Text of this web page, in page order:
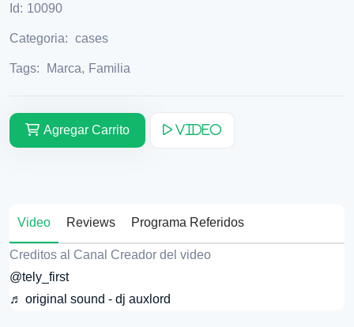
Id: 10090
Categoria: cases
Tags: Marca, Familia
Agregar Carrito Video
Video Reviews Programa Referidos
Creditos al Canal Creador del video
@tely_first
♬ original sound - dj auxlord